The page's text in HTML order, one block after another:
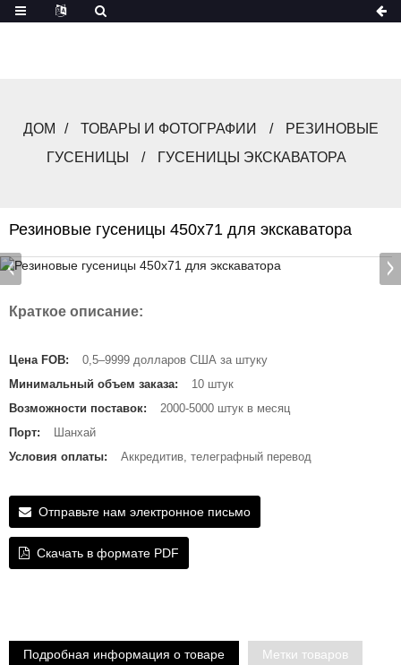
ДОМ ТОВАРЫ И ФОТОГРАФИИ
РЕЗИНОВЫЕ
ГУСЕНИЦЫ
ГУСЕНИЦЫ ЭКСКАВАТОРА
Резиновые гусеницы 450x71 для экскаватора
Краткое описание:
Цена FOB:
0,5–9999 долларов США за штуку
Минимальный объем заказа:
10 штук
Возможности поставок:
2000-5000 штук в месяц
Порт:
Шанхай
Условия оплаты:
Аккредитив, телеграфный перевод
Отправьте нам электронное письмо
Скачать в формате PDF
Подробная информация о товаре Метки товаров